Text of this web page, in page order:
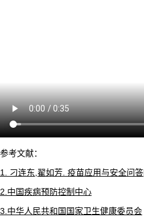
参考文献：
1. 刁连东,翟如芳. 疫苗应用与安全问
2.中国疾病预防控制中心
3.中华人民共和国国家卫生健康委员会